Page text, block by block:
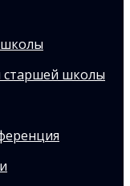
школы
старшей школы